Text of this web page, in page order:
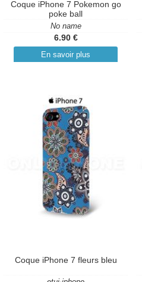
Coque iPhone 7 Pokemon go
poke ball
No name
6.90 €
En savoir plus
Coque iPhone 7 fleurs bleu